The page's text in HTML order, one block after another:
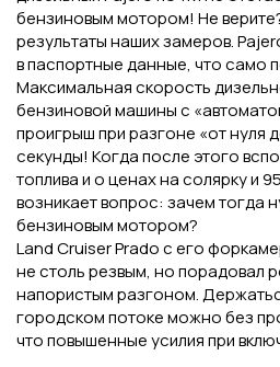
бензиновым мотором! Не
результаты наших замеров.
в паспортные данные, что само
Максимальная скорость
бензиновой машины с
проигрыш при разгоне «от нуля
секунды! Когда после этого
топлива и о ценах на солярку и
возникает вопрос: зачем тогда
бензиновым мотором?
Land Cruiser Prado с его
не столь резвым, но порадовал
напористым разгоном.
городском потоке можно без
что повышенные усилия при